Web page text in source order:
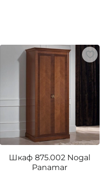
Шкаф 875.002 Nogal
Panamar